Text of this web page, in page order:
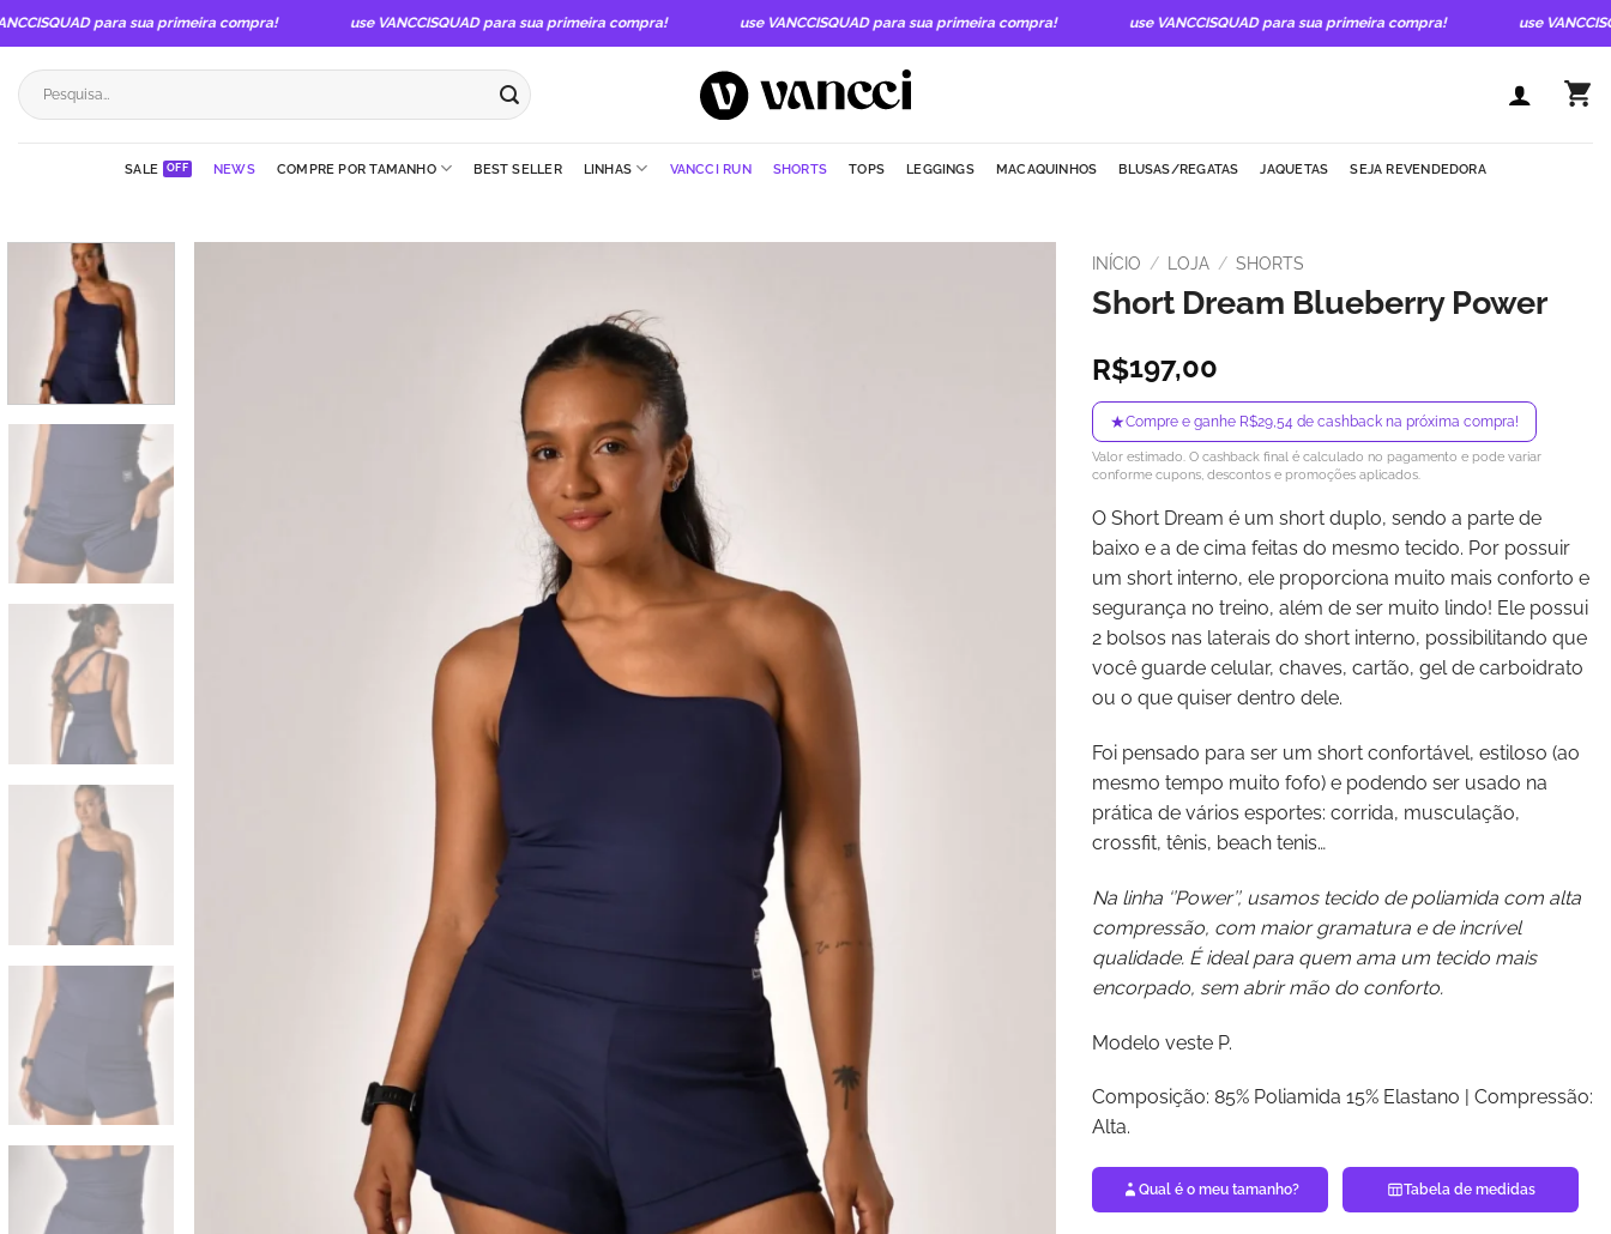
Skip
to
content
para sua primeira compra! use VANCCISQUAD para sua primeira compra! use VANCCISQUAD para sua primeira compra! use VANCCISQUAD para sua primeira compra! use
Pesquisar
por:
SALE NEWS COMPRE POR TAMANHO BEST SELLER LINHAS VANCCI RUN SHORTS TOPS LEGGINGS MACAQUINHOS BLUSAS/REGATAS JAQUETAS SEJA REVENDEDORA
INÍCIO / LOJA / SHORTS
Short Dream Blueberry Power
R$197,00
★Compre e ganhe R$29,54 de cashback na próxima compra!
Valor estimado. O cashback final é calculado no pagamento e pode variar
conforme cupons, descontos e promoções aplicados.
O Short Dream é um short duplo, sendo a parte de
baixo e a de cima feitas do mesmo tecido. Por possuir
um short interno, ele proporciona muito mais conforto e
segurança no treino, além de ser muito lindo! Ele possui
2 bolsos nas laterais do short interno, possibilitando que
você guarde celular, chaves, cartão, gel de carboidrato
ou o que quiser dentro dele.
Foi pensado para ser um short confortável, estiloso (ao
mesmo tempo muito fofo) e podendo ser usado na
prática de vários esportes: corrida, musculação,
crossfit, tênis, beach tenis…
Na linha ‘’Power’’, usamos tecido de poliamida com alta
compressão, com maior gramatura e de incrível
qualidade. É ideal para quem ama um tecido mais
encorpado, sem abrir mão do conforto.
Modelo veste P.
Composição: 85% Poliamida 15% Elastano | Compressão:
Alta.
Qual é o meu tamanho? Tabela de medidas